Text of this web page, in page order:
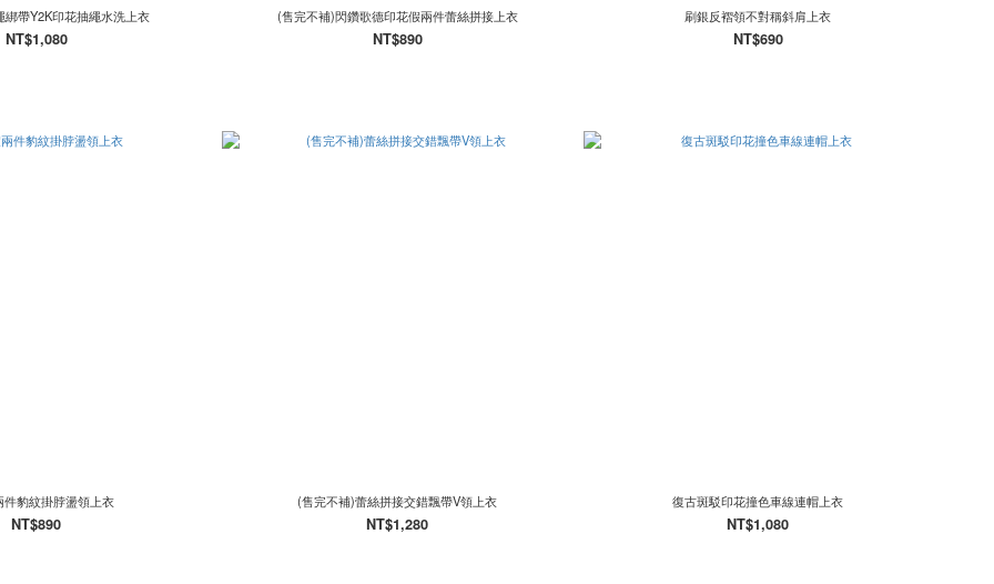
綁帶Y2K印花抽繩水洗上衣
NT$1,080
(售完不補)閃鑽歌德印花假兩件蕾絲拼接上衣
NT$890
刷銀反褶領不對稱斜肩上衣
NT$690
件豹紋掛脖盪領上衣
NT$890
(售完不補)蕾絲拼接交錯飄帶V領上衣
NT$1,280
復古斑駁印花撞色車線連帽上衣
NT$1,080